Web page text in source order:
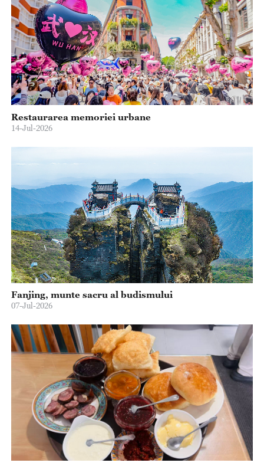
Restaurarea memoriei urbane
14-Jul-2026
Fanjing, munte sacru al budismului
07-Jul-2026